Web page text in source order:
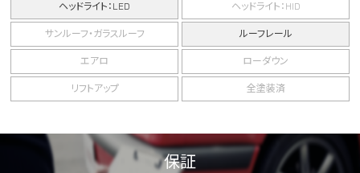
ヘッドライト：LED ヘッドライト：HID
サンルーフ・ガラスルーフ ルーフレール
エアロ ローダウン
リフトアップ 全塗装済
保証